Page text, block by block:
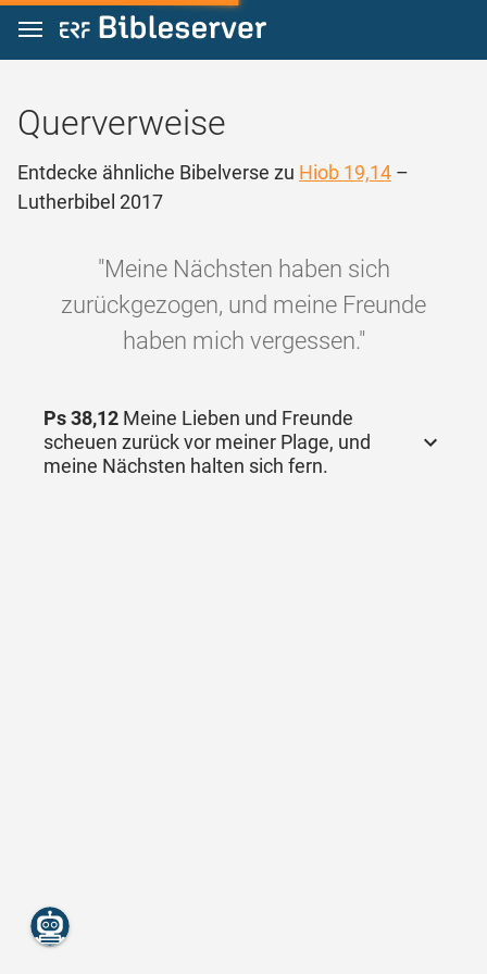
Zum Inhalt springen
Querverweise
Entdecke ähnliche Bibelverse zu Hiob 19,14 –
Lutherbibel 2017
"Meine Nächsten haben sich
zurückgezogen, und meine Freunde
haben mich vergessen."
Ps 38,12 Meine Lieben und Freunde
scheuen zurück vor meiner Plage, und
meine Nächsten halten sich fern.